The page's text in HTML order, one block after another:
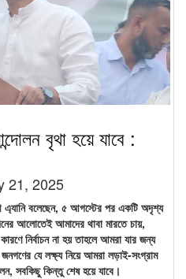
বৃথা হয়ে যাবে :
21, 2025
এ্যানি বলেছেন, ৫ আগস্টের পর একটি অদৃশ্য
আলোতেই আমাদের থাবা মারতে চায়,
নির্বাচন না হয় তাহলে আমরা যার জন্য
যে লক্ষ্য নিয়ে আমরা লড়াই-সংগ্রাম
সবকিছু কিন্তু শেষ হয়ে যাবে।